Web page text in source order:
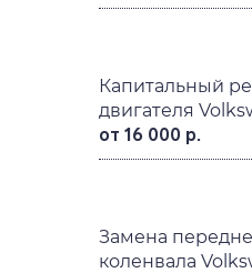
Капитальный
двигателя
от 16 000 р.
Замена
коленвала